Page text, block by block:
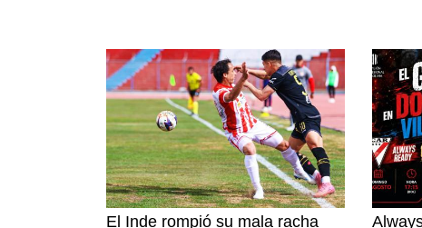
El Inde rompió su mala racha